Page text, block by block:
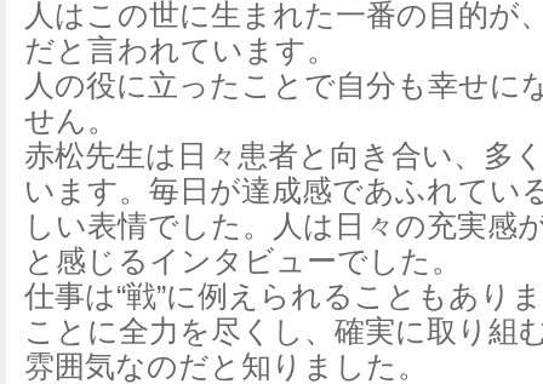
人はこの世に生まれた一番の目的が
だと言われています。
人の役に立ったことで自分も幸せに
せん。
赤松先生は日々患者と向き合い、多
います。毎日が達成感であふれてい
しい表情でした。人は日々の充実感
と感じるインタビューでした。
仕事は“戦”に例えられることもあり
ことに全力を尽くし、確実に取り組
雰囲気なのだと知りました。